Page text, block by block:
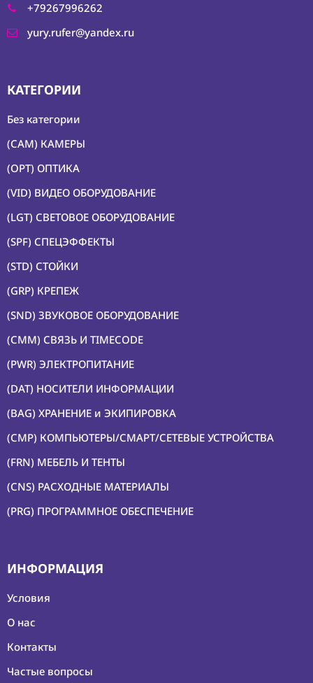
+79267996262
yury.rufer@yandex.ru
КАТЕГОРИИ
Без категории
(CAM) КАМЕРЫ
(OPT) ОПТИКА
(VID) ВИДЕО ОБОРУДОВАНИЕ
(LGT) СВЕТОВОЕ ОБОРУДОВАНИЕ
(SPF) СПЕЦЭФФЕКТЫ
(STD) СТОЙКИ
(GRP) КРЕПЕЖ
(SND) ЗВУКОВОЕ ОБОРУДОВАНИЕ
(CMM) СВЯЗЬ И TIMECODE
(PWR) ЭЛЕКТРОПИТАНИЕ
(DAT) НОСИТЕЛИ ИНФОРМАЦИИ
(BAG) ХРАНЕНИЕ и ЭКИПИРОВКА
(CMP) КОМПЬЮТЕРЫ/СМАРТ/СЕТЕВЫЕ УСТРОЙСТВА
(FRN) МЕБЕЛЬ И ТЕНТЫ
(CNS) РАСХОДНЫЕ МАТЕРИАЛЫ
(PRG) ПРОГРАММНОЕ ОБЕСПЕЧЕНИЕ
ИНФОРМАЦИЯ
Условия
О нас
Контакты
Частые вопросы